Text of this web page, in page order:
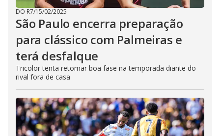
DO R7/15/02/2025
São Paulo encerra preparação
para clássico com Palmeiras e
terá desfalque
Tricolor tenta retomar boa fase na temporada diante do
rival fora de casa